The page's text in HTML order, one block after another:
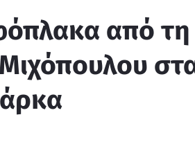
από τη